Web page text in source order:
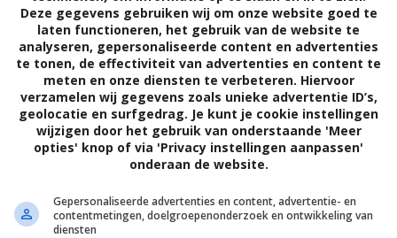
Grigio.
en regio’s met eigen appellations.
strengere regels dan de regels die voor
dergelijke appellation, oftewel
Deze gegevens gebruiken wij om onze website goed te
laten functioneren, het gebruik van de website te
analyseren, gepersonaliseerde content en advertenties
te tonen, de effectiviteit van advertenties en content te
meten en onze diensten te verbeteren. Hiervoor
verzamelen wij gegevens zoals unieke advertentie ID’s,
geolocatie en surfgedrag. Je kunt je cookie instellingen
wijzigen door het gebruik van onderstaande 'Meer
opties' knop of via 'Privacy instellingen aanpassen'
onderaan de website.
Gepersonaliseerde advertenties en content, advertentie- en
contentmetingen, doelgroepenonderzoek en ontwikkeling van
diensten